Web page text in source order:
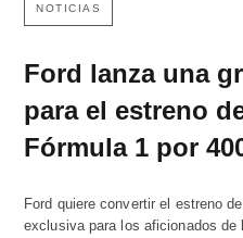
NOTICIAS
Ford lanza una
para el estreno
Fórmula 1 por
Ford quiere convertir el estreno
exclusiva para los aficionados